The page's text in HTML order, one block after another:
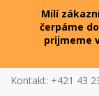
Milí
čerpáme
prijmeme
Kontakt: +421 43